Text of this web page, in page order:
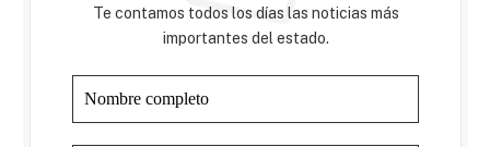
Te contamos todos los días las noticias más
importantes del estado.